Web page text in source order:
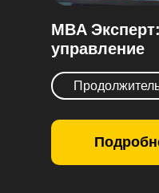
MBA
управление